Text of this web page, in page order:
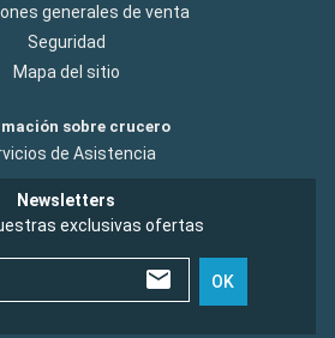
generales de venta
Seguridad
Mapa del sitio
sobre crucero
de Asistencia
Newsletters
exclusivas ofertas
OK